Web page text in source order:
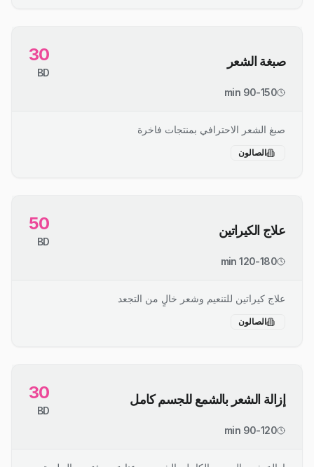
صبغة الشعر 30
BD
90-150 min
صبغ الشعر الاحترافي بمنتجات فاخرة
الصالون
علاج الكيراتين 50
BD
120-180 min
علاج كيراتين للتنعيم وشعر خالٍ من التجعد
الصالون
إزالة الشعر بالشمع للجسم كامل 30
BD
90-120 min